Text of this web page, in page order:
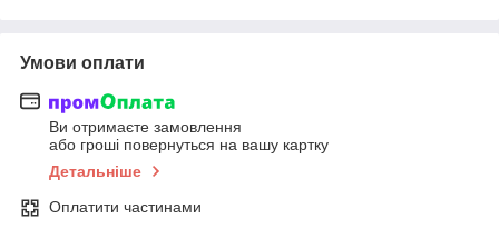
Умови оплати
Ви отримаєте замовлення
або гроші повернуться на вашу картку
Детальніше
Оплатити частинами